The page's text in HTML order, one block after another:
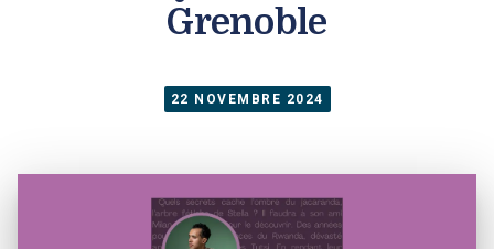
Grenoble
22 NOVEMBRE 2024